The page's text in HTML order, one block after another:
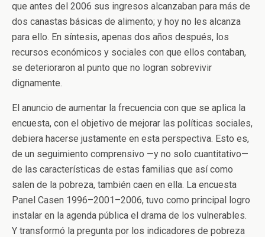
que antes del 2006 sus ingresos alcanzaban para más de
dos canastas básicas de alimento; y hoy no les alcanza
para ello. En síntesis, apenas dos años después, los
recursos económicos y sociales con que ellos contaban,
se deterioraron al punto que no logran sobrevivir
dignamente.
El anuncio de aumentar la frecuencia con que se aplica la
encuesta, con el objetivo de mejorar las políticas sociales,
debiera hacerse justamente en esta perspectiva. Esto es,
de un seguimiento comprensivo —y no solo cuantitativo—
de las características de estas familias que así como
salen de la pobreza, también caen en ella. La encuesta
Panel Casen 1996–2001–2006, tuvo como principal logro
instalar en la agenda pública el drama de los vulnerables.
Y transformó la pregunta por los indicadores de pobreza